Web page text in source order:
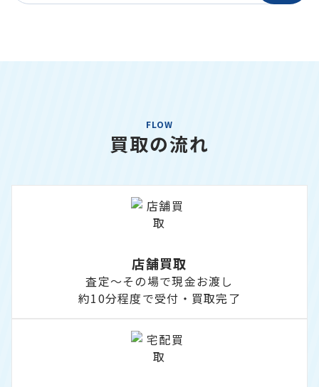
FLOW
買取の流れ
店舗買取
査定～その場で現金お渡し
約10分程度で受付・買取完了